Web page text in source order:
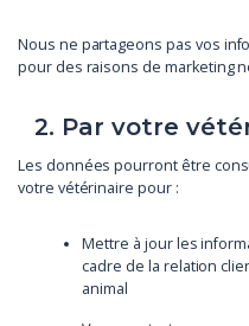
Nous ne partageons pas vos
pour des raisons de marketing
2. Par votre
Les données pourront être
votre vétérinaire pour :
Mettre à jour les
cadre de la relation
animal